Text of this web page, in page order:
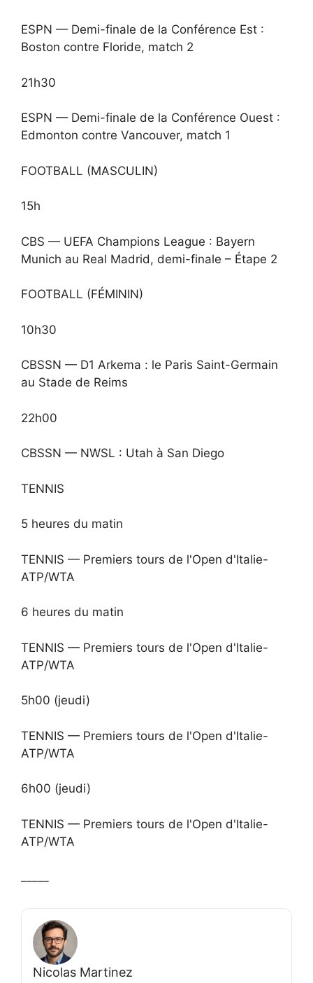
ESPN — Demi-finale de la Conférence Est :
Boston contre Floride, match 2
21h30
ESPN — Demi-finale de la Conférence Ouest :
Edmonton contre Vancouver, match 1
FOOTBALL (MASCULIN)
15h
CBS — UEFA Champions League : Bayern
Munich au Real Madrid, demi-finale – Étape 2
FOOTBALL (FÉMININ)
10h30
CBSSN — D1 Arkema : le Paris Saint-Germain
au Stade de Reims
22h00
CBSSN — NWSL : Utah à San Diego
TENNIS
5 heures du matin
TENNIS — Premiers tours de l'Open d'Italie-
ATP/WTA
6 heures du matin
TENNIS — Premiers tours de l'Open d'Italie-
ATP/WTA
5h00 (jeudi)
TENNIS — Premiers tours de l'Open d'Italie-
ATP/WTA
6h00 (jeudi)
TENNIS — Premiers tours de l'Open d'Italie-
ATP/WTA
Nicolas Martinez